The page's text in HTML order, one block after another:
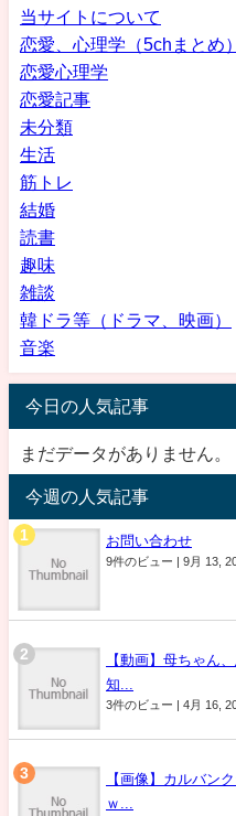
当サイトについて
恋愛、心理学（5chまとめ）
恋愛心理学
恋愛記事
未分類
生活
筋トレ
結婚
読書
趣味
雑談
韓ドラ等（ドラマ、映画）
音楽
今日の人気記事
まだデータがありません。
今週の人気記事
お問い合わせ
9件のビュー | 9月 13,
【動画】母ちゃん
知...
3件のビュー | 4月 16,
【画像】カルバン
ｗ...